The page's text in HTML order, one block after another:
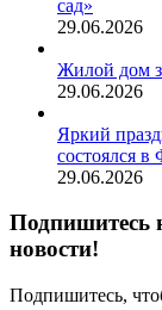
сад»
29.06.2026
Жилой дом
29.06.2026
Яркий
состоялся
29.06.2026
Подпишитесь
новости!
Подпишитесь,